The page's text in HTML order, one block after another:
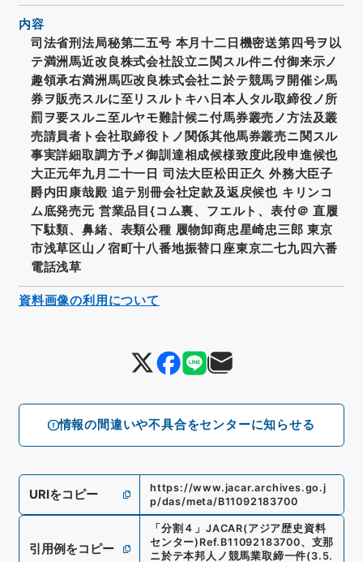
情報の間違いや不具合をセンターに知らせる
内容
司法省刑法局秘第二五号 本月十二日機密送第四号ヲ以
テ満洲馬近改良株式会社設立ニ関スル件ニ付御来示ノ
趣領承右満洲馬匹改良株式会社ニ於テ競馬ヲ開催シ馬
券ヲ販売スルに至リスルトキハ日本人タル取締役ノ所
罰ヲ要スルニ至ルヤモ難計候ニ付馬券叢売ノ方法及叢
売請員者ト会社取締役トノ関係其他馬券叢売ニ関スル
事実詳細取調方予メ御訓達相成候様致度此段申進候也
大正元年九月二十一日 司法大臣松田正久 外務大臣子
爵内田康哉殿 追テ別冊会社定款及返戻候也 キリンコ
ム底発売元 営業品目{コム裏、フエルト、表付＠ 直履
下駄類、鼻緒、表類公種 履物卸商忠星崎忠三郎 東京
市浅草区山ノ宿町十八番地振替口座東京二七九四六番
電話浅草
URIをコピー
https://www.jacar.archives.go.j
p/das/meta/B11092183700
引用例をコピー
「 分割４ 」 JACAR(アジア歴史資料
センター) Ref. B11092183700、 支那
ニ於テ本邦人ノ競馬業取締一件(3.5.
資料画像の利用について